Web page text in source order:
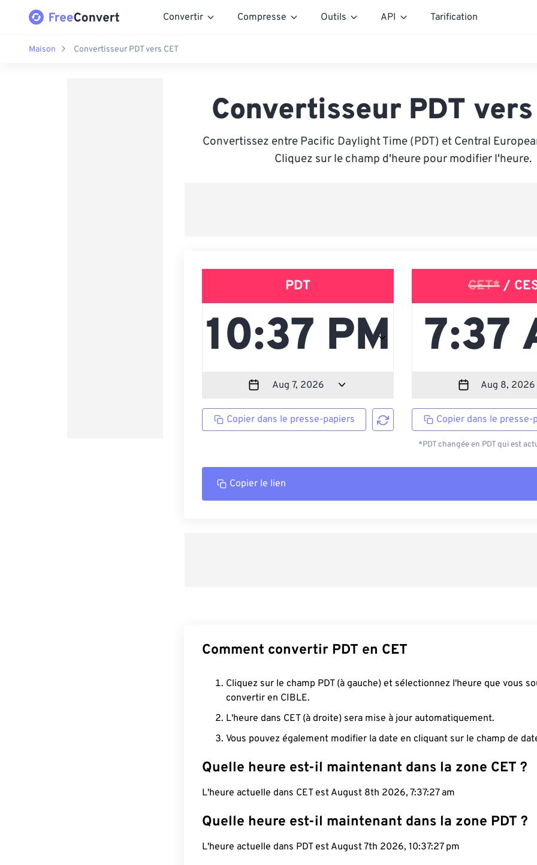
Convertir Compresse Outils API Tarification
Maison Convertisseur PDT vers CET
Convertisseur PDT vers
Convertissez entre Pacific Daylight Time (PDT) et Central
Cliquez sur le champ d'heure pour modifier l'heure.
PDT
Copier dans le presse-papiers
CET* /
Copier dans le presse-
*PDT changée en PDT qui est
Copier le lien
Comment convertir PDT en CET
Cliquez sur le champ PDT (à gauche) et sélectionnez l'heure que vous
convertir en CIBLE.
L'heure dans CET (à droite) sera mise à jour automatiquement.
Vous pouvez également modifier la date en cliquant sur le champ de
Quelle heure est-il maintenant dans la zone CET ?
L'heure actuelle dans CET est August 8th 2026, 7:37:28 am
Quelle heure est-il maintenant dans la zone PDT ?
L'heure actuelle dans PDT est August 7th 2026, 10:37:28 pm